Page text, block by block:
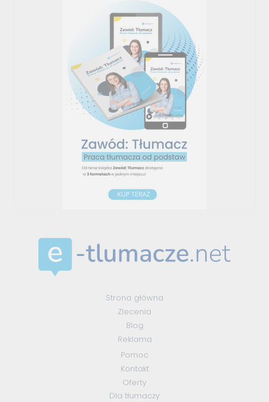
Strona główna
Zlecenia
Blog
Reklama
Pomoc
Kontakt
Oferty
Dla tłumaczy